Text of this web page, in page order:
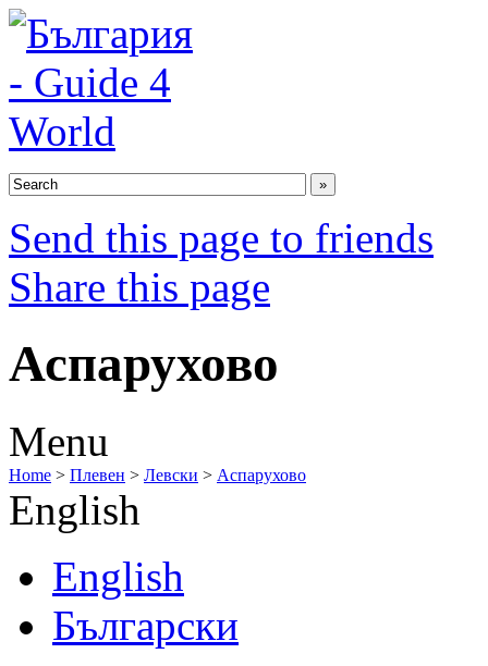
Send this page to friends
Share this page
Аспарухово
Menu
Home > Плевен > Левски > Аспарухово
English
English
Български